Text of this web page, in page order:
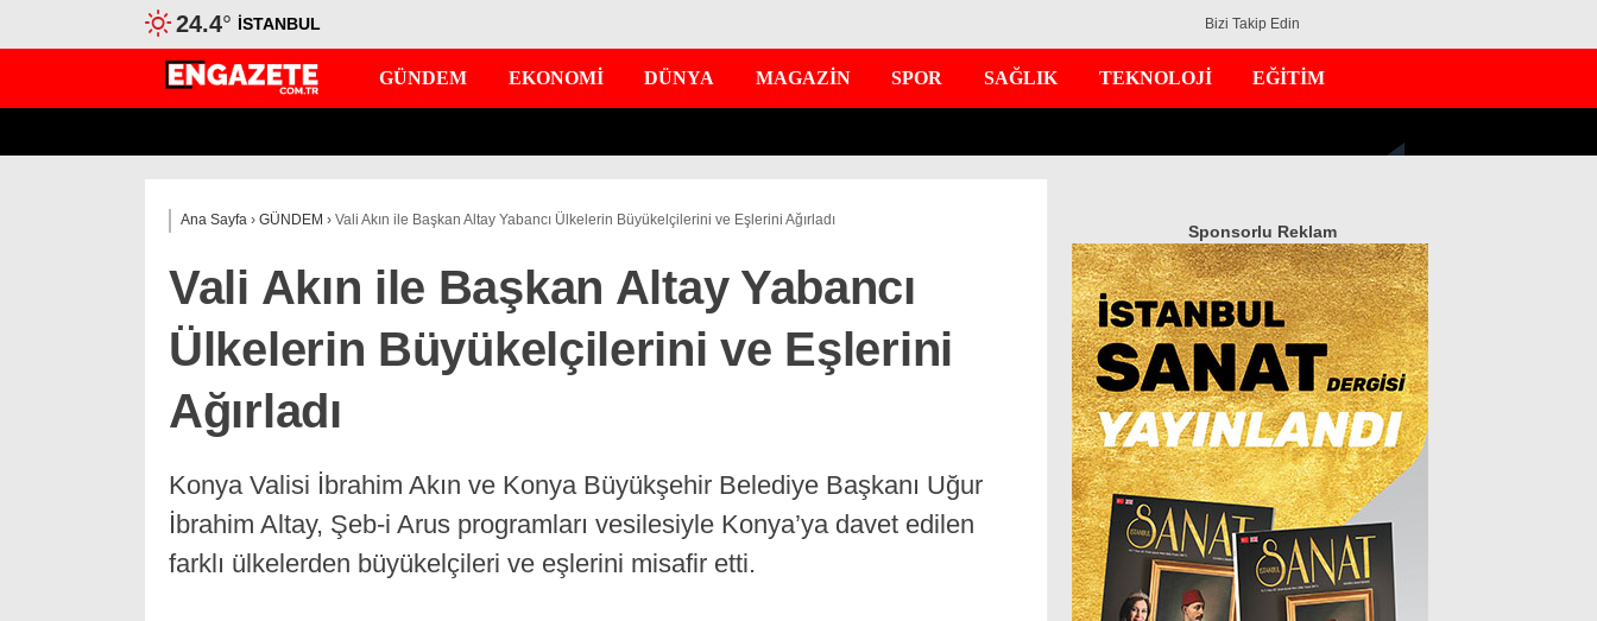
GÜNDEM
EKONOMİ
DÜNYA
MAGAZİN
SPOR
24.4° İSTANBUL Bizi Takip Edin
GÜNDEM EKONOMİ DÜNYA MAGAZİN SPOR SAĞLIK TEKNOLOJİ EĞİTİM
Ana Sayfa › GÜNDEM › Vali Akın ile Başkan Altay Yabancı Ülkelerin Büyükelçilerini ve Eşlerini Ağırladı
Vali Akın ile Başkan Altay Yabancı
Ülkelerin Büyükelçilerini ve Eşlerini
Ağırladı
Konya Valisi İbrahim Akın ve Konya Büyükşehir Belediye Başkanı Uğur
İbrahim Altay, Şeb-i Arus programları vesilesiyle Konya’ya davet edilen
farklı ülkelerden büyükelçileri ve eşlerini misafir etti.
Sponsorlu Reklam